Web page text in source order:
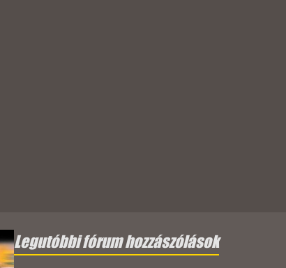
Legutóbbi fórum hozzászólások